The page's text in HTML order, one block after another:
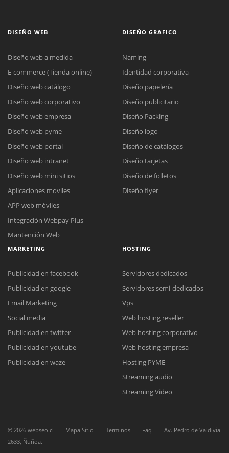
Reunión online
Nuestros ejecutivos le enviarán un correo electrónico con el enlace a
Meet para la reunión online.
Cotización
Todos nuestros ejecutivos están fuera de línea. Complete el formulario
DISEÑO WEB
Diseño web a medida
E-commerce (Tienda online)
Diseño web catálogo
Diseño web corporativo
Diseño web empresa
Diseño web pyme
Diseño web portal
Diseño web intranet
Diseño web mini sitios
Aplicaciones moviles
APP web móviles
Integración Webpay Plus
Mantención Web
DISEÑO GRAFICO
Naming
Identidad corporativa
Diseño papelería
Diseño publicitario
Diseño Packing
Diseño logo
Diseño de catálogos
Diseño tarjetas
Diseño de folletos
Diseño flyer
MARKETING
Publicidad en facebook
Publicidad en google
Email Marketing
Social media
Publicidad en twitter
Publicidad en youtube
Publicidad en waze
HOSTING
Servidores dedicados
Servidores semi-dedicados
Vps
Web hosting reseller
Web hosting corporativo
Web hosting empresa
Hosting PYME
Streaming audio
Streaming Video
© 2026 webseo.cl Mapa Sitio Terminos Faq
Av. Pedro de Valdivia
2633, Ñuñoa.